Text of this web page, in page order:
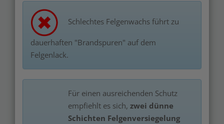
Schlechtes Felgenwachs führt zu
dauerhaften "Brandspuren" auf dem
Felgenlack.
Für einen ausreichenden Schutz
empfiehlt es sich, zwei dünne
Schichten Felgenversiegelung